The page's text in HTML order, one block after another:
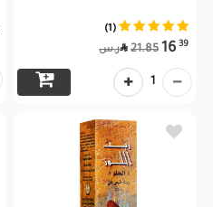
(1)
39
16
 21.85 ر.س
1